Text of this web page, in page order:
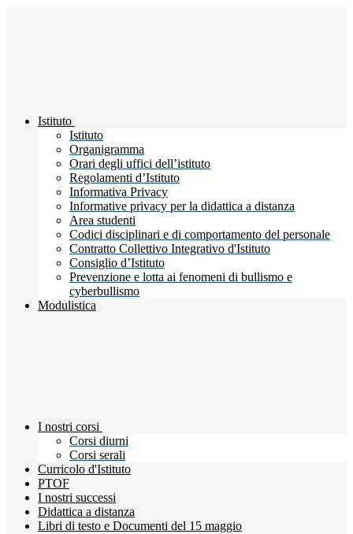
Istituto
Istituto
Organigramma
Orari degli uffici dell’istituto
Regolamenti d’Istituto
Informativa Privacy
Informative privacy per la didattica a distanza
Area studenti
Codici disciplinari e di comportamento del personale
Contratto Collettivo Integrativo d'Istituto
Consiglio d’Istituto
Prevenzione e lotta ai fenomeni di bullismo e
cyberbullismo
Modulistica
I nostri corsi
Corsi diurni
Corsi serali
Curricolo d'Istituto
PTOF
I nostri successi
Didattica a distanza
Libri di testo e Documenti del 15 maggio